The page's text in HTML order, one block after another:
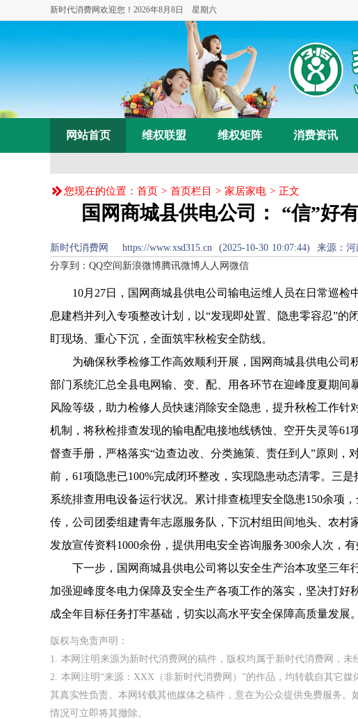
新时代消费网欢迎您！ 2026年8月8日 星期六
网站首页 维权联盟 维权矩阵 消费资讯
您现在的位置： 首页 > 首页栏目 > 家居家电 > 正文
国网商城县供电公司： “信”好
新时代消费网 https://www.xsd315.cn (2025-10-30 10:07:44) 来源： 河
分享到： QQ空间 新浪微博腾讯微博人人网 微信
10月27日，国网商城县供电公司输电运维人员在日常巡检
息建档并列入专项整改计划，以“发现即处置、隐患零容忍”
盯现场、重心下沉，全面筑牢秋检安全防线。
为确保秋季检修工作高效顺利开展，国网商城县供电公司
部门系统汇总全县电网输、变、配、用各环节在迎峰度夏期间
风险等级，助力检修人员快速消除安全隐患，提升秋检工作
机制，将秋检排查发现的输电配电接地线锈蚀、空开失灵等
督查手册，严格落实“边查边改、分类施策、责任到人”原则，
前，61项隐患已100%完成闭环整改，实现隐患动态清零。三
系统排查用电设备运行状况。累计排查梳理安全隐患150余项
传，公司团委组建青年志愿服务队，下沉村组田间地头、农
发放宣传资料1000余份，提供用电安全咨询服务300余人次，
下一步，国网商城县供电公司将以安全生产治本攻坚三年
加强迎峰度冬电力保障及安全生产各项工作的落实，坚决打好
成全年目标任务打牢基础，切实以高水平安全保障高质量发展。
版权与免责声明：
1. 本网注明来源为新时代消费网的稿件，版权均属于新时代消费网，未
2. 本网注明“来源：XXX（非新时代消费网）”的作品，均转载自其它
其真实性负责。本网转载其他媒体之稿件，意在为公众提供免费服务
情况可立即将其撤除。